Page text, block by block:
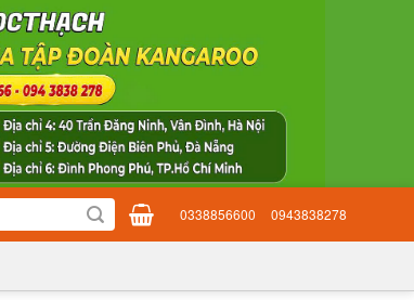
0338856600 0943838278